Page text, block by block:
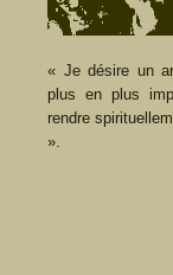
« Je désire un
plus en plus
rendre
».